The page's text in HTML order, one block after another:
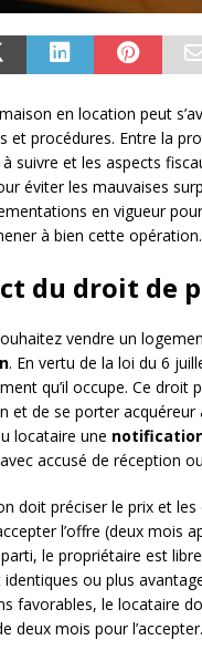
en location peut
et procédures. Entre la
suivre et les aspects
éviter les mauvaises
en vigueur
à bien cette opération.
du droit de
vendre un
. En vertu de la loi du 6
qu’il occupe. Ce
et de se porter
locataire une
accusé de réception
doit préciser le prix et
l’offre (deux mois
le propriétaire est
ou plus
favorables, le locataire
deux mois pour l’accepter.